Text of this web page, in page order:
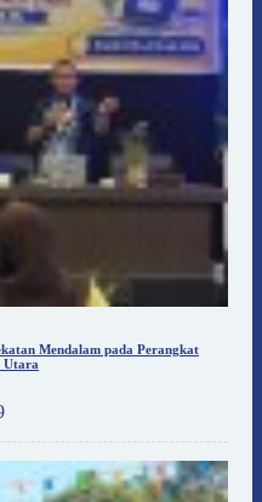
Mendalam pada Perangkat
Utara